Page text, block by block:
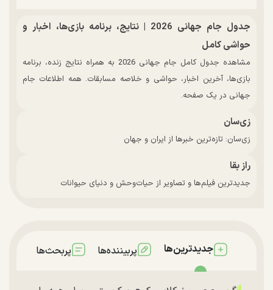
جدول جام جهانی 2026 | نتایج، برنامه بازی‌ها، اخبار و
حواشی کامل
مشاهده جدول کامل جام جهانی 2026 به همراه نتایج زنده، برنامه
بازی‌ها، آخرین اخبار، حواشی و خلاصه مسابقات. همه اطلاعات جام
جهانی در یک صفحه.
زی‌سان
زی‌سان: تازه‌ترین خبرها از ایران و جهان
راز بقا
جدیدترین فیلم‌ها و تصاویر از حیات‌وحش و دنیای حیوانات
جدیدترین‌ها پربیننده‌ها پربحث‌ها